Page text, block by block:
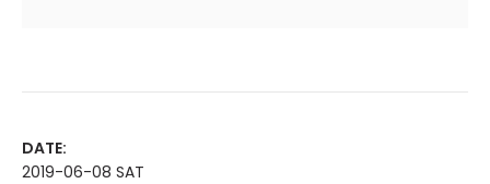
DATE:
2019-06-08 SAT